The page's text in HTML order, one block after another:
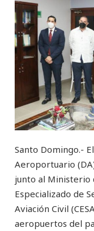
Santo Domingo.-
Aeroportuario
junto al Ministerio
Especializado de
Aviación Civil
aeropuertos del